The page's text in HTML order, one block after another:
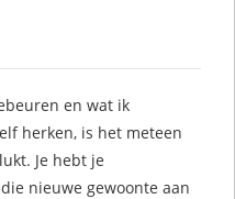
en wat ik
herken, is het meteen
Je hebt je
nieuwe gewoonte aan